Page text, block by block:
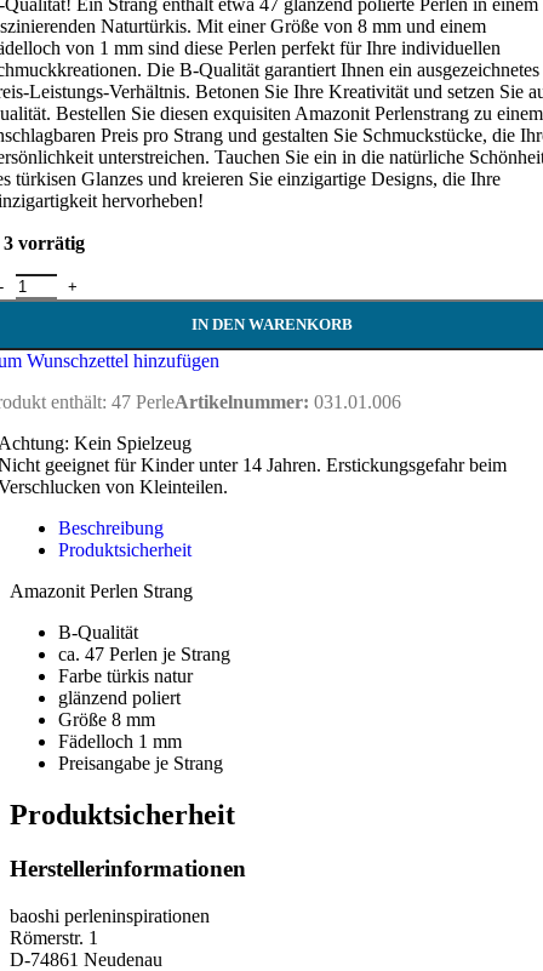
Ein Strang enthält etwa 47 glänzend polierte Perlen in einem
Naturtürkis. Mit einer Größe von 8 mm und einem
von 1 mm sind diese Perlen perfekt für Ihre individuellen
Die B-Qualität garantiert Ihnen ein ausgezeichnetes
Leistungs-Verhältnis. Betonen Sie Ihre Kreativität und setzen Sie
Bestellen Sie diesen exquisiten Amazonit Perlenstrang zu einem
Preis pro Strang und gestalten Sie Schmuckstücke, die
unterstreichen. Tauchen Sie ein in die natürliche
türkisen Glanzes und kreieren Sie einzigartige Designs, die Ihre
hervorheben!
3 vorrätig
Perlen - 8 mm - Strang Menge
IN DEN WARENKORB
Wunschzettel hinzufügen
enthält: 47 PerleArtikelnummer: 031.01.006
Kein Spielzeug
geeignet für Kinder unter 14 Jahren. Erstickungsgefahr beim
von Kleinteilen.
Beschreibung
Produktsicherheit
Amazonit Perlen Strang
B-Qualität
ca. 47 Perlen je Strang
Farbe türkis natur
glänzend poliert
Größe 8 mm
Fädelloch 1 mm
Preisangabe je Strang
Produktsicherheit
Herstellerinformationen
baoshi perleninspirationen
Römerstr. 1
D-74861 Neudenau